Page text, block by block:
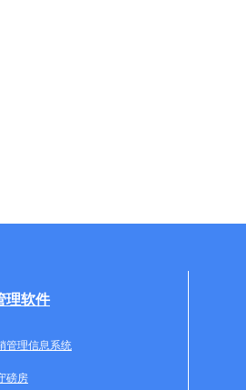
理软件
管理信息系统
磅房